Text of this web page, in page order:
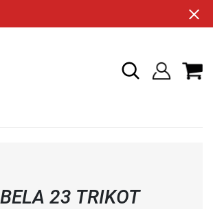
23 TRIKOT